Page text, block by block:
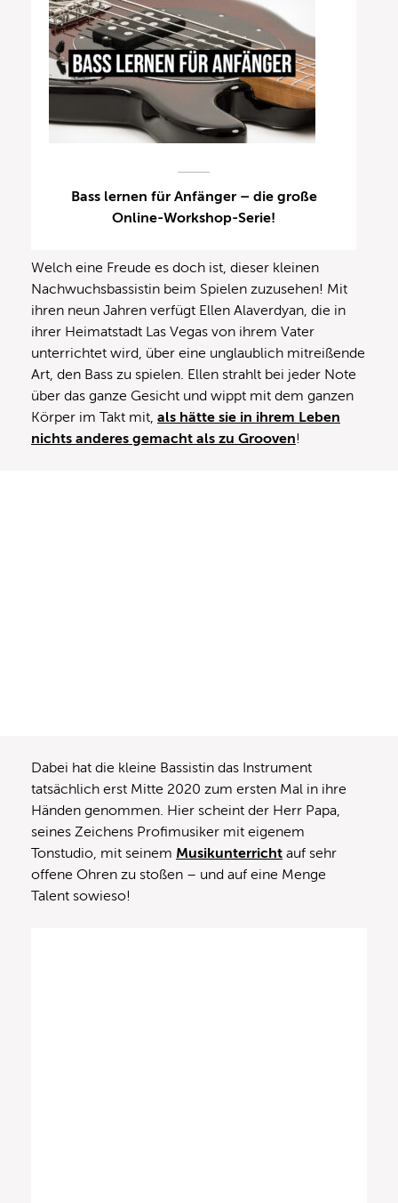
Bass lernen für Anfänger – die große
Online-Workshop-Serie!
Welch eine Freude es doch ist, dieser kleinen
Nachwuchsbassistin beim Spielen zuzusehen! Mit
ihren neun Jahren verfügt Ellen Alaverdyan, die in
ihrer Heimatstadt Las Vegas von ihrem Vater
unterrichtet wird, über eine unglaublich mitreißende
Art, den Bass zu spielen. Ellen strahlt bei jeder Note
über das ganze Gesicht und wippt mit dem ganzen
Körper im Takt mit, als hätte sie in ihrem Leben
nichts anderes gemacht als zu Grooven!
Dabei hat die kleine Bassistin das Instrument
tatsächlich erst Mitte 2020 zum ersten Mal in ihre
Händen genommen. Hier scheint der Herr Papa,
seines Zeichens Profimusiker mit eigenem
Tonstudio, mit seinem Musikunterricht auf sehr
offene Ohren zu stoßen – und auf eine Menge
Talent sowieso!